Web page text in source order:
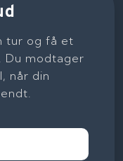
tur og få et
Du modtager
når din